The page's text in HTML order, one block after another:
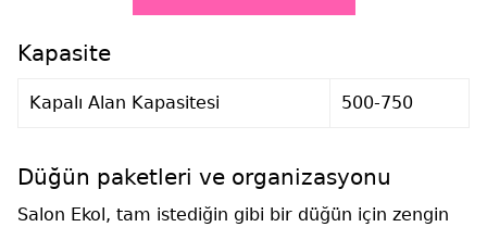
Kapasite
Kapalı Alan Kapasitesi 500-750
Düğün paketleri ve organizasyonu
Salon Ekol, tam istediğin gibi bir düğün için zengin